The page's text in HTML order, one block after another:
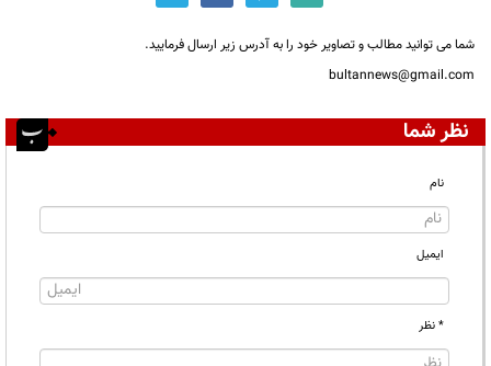
شما می توانید مطالب و تصاویر خود را به آدرس زیر ارسال فرمایید.
bultannews@gmail.com
نظر شما
نام
ایمیل
* نظر